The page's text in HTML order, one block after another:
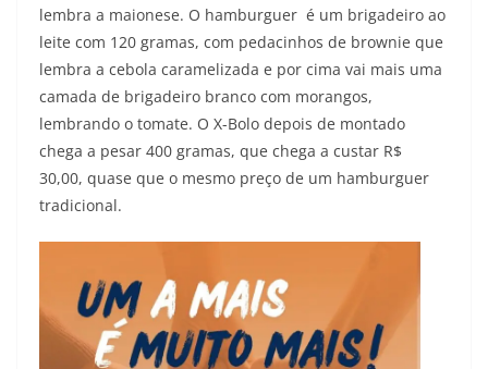
lembra a maionese. O hamburguer é um brigadeiro ao
leite com 120 gramas, com pedacinhos de brownie que
lembra a cebola caramelizada e por cima vai mais uma
camada de brigadeiro branco com morangos,
lembrando o tomate. O X-Bolo depois de montado
chega a pesar 400 gramas, que chega a custar R$
30,00, quase que o mesmo preço de um hamburguer
tradicional.